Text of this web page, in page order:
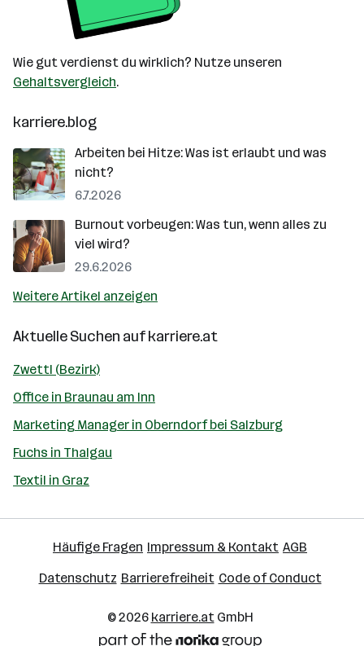
Wie gut verdienst du wirklich? Nutze unseren
Gehaltsvergleich.
karriere.blog
Arbeiten bei Hitze: Was ist erlaubt und was
nicht?
6.7.2026
Burnout vorbeugen: Was tun, wenn alles zu
viel wird?
29.6.2026
Weitere Artikel anzeigen
Aktuelle Suchen aufkarriere.at
Zwettl (Bezirk)
Office in Braunau am Inn
Marketing Manager in Oberndorf bei Salzburg
Fuchs in Thalgau
Textil in Graz
Häufige Fragen Impressum & Kontakt AGB
Datenschutz Barrierefreiheit Code of Conduct
© 2026 karriere.atGmbH